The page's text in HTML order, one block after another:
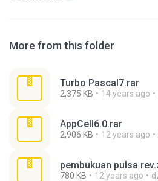
More from this folder
Turbo Pascal7.rar
2,375 KB 14 years ago
AppCell6.0.rar
2,906 KB 12 years ago
pembukuan pulsa
780 KB 12 years ago